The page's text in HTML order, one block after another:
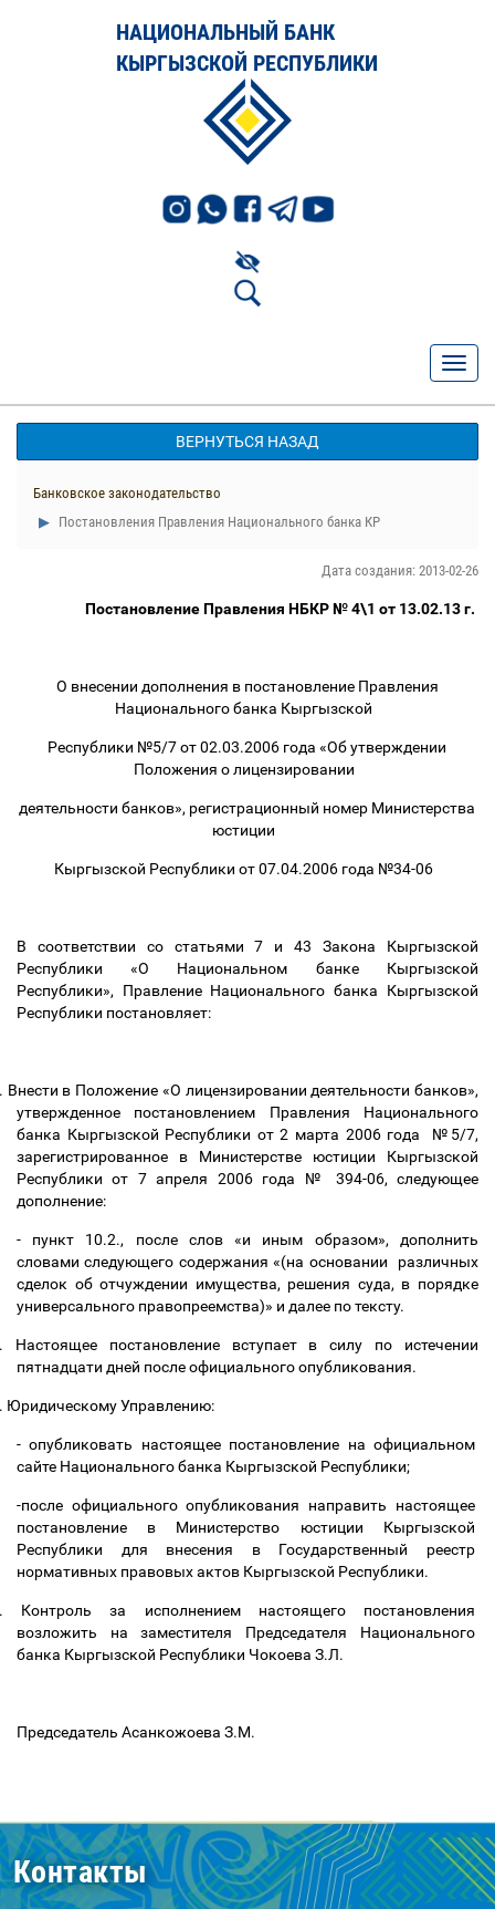
НАЦИОНАЛЬНЫЙ БАНК
КЫРГЫЗСКОЙ РЕСПУБЛИКИ
ВЕРНУТЬСЯ НАЗАД
Банковское законодательство
Постановления Правления Национального банка КР
Дата создания: 2013-02-26
Постановление Правления НБКР № 4\1 от 13.02.13 г.
О внесении дополнения в постановление Правления
Национального банка Кыргызской
Республики №5/7 от 02.03.2006 года «Об утверждении
Положения о лицензировании
деятельности банков», регистрационный номер Министерства
юстиции
Кыргызской Республики от 07.04.2006 года №34-06
В соответствии со статьями 7 и 43 Закона Кыргызской
Республики «О Национальном банке Кыргызской
Республики», Правление Национального банка Кыргызской
Республики постановляет:
Внести в Положение «О лицензировании деятельности банков»,
утвержденное постановлением Правления Национального
банка Кыргызской Республики от 2 марта 2006 года №5/7,
зарегистрированное в Министерстве юстиции Кыргызской
Республики от 7 апреля 2006 года № 394-06, следующее
дополнение:
- пункт 10.2., после слов «и иным образом», дополнить
словами следующего содержания «(на основании различных
сделок об отчуждении имущества, решения суда, в порядке
универсального правопреемства)» и далее по тексту.
Настоящее постановление вступает в силу по истечении
пятнадцати дней после официального опубликования.
Юридическому Управлению:
- опубликовать настоящее постановление на официальном
сайте Национального банка Кыргызской Республики;
-после официального опубликования направить настоящее
постановление в Министерство юстиции Кыргызской
Республики для внесения в Государственный реестр
нормативных правовых актов Кыргызской Республики.
Контроль за исполнением настоящего постановления
возложить на заместителя Председателя Национального
банка Кыргызской Республики Чокоева З.Л.
Председатель Асанкожоева З.М.
Контакты